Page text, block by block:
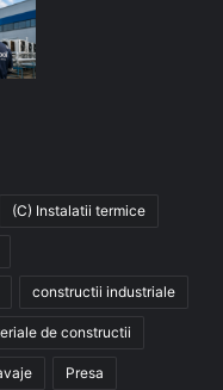
(C) Instalatii termice
constructii industriale
de constructii
Presa